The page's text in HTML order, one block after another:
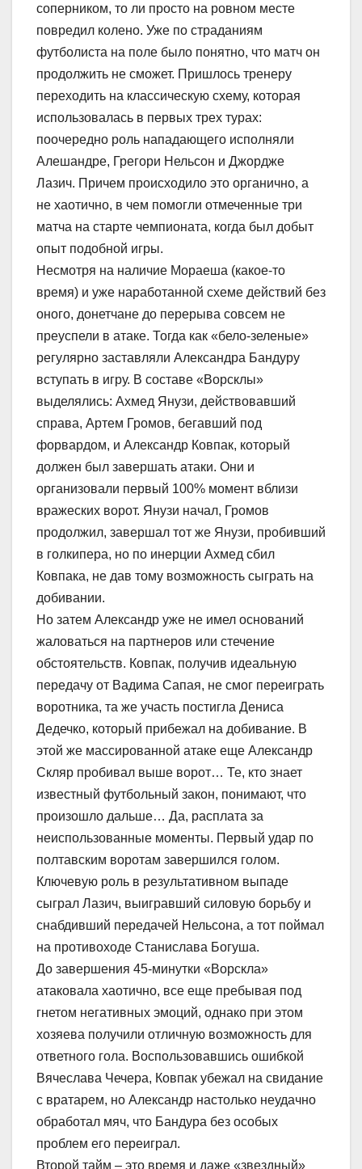
соперником, то ли просто на ровном месте
повредил колено. Уже по страданиям
футболиста на поле было понятно, что матч он
продолжить не сможет. Пришлось тренеру
переходить на классическую схему, которая
использовалась в первых трех турах:
поочередно роль нападающего исполняли
Алешандре, Грегори Нельсон и Джордже
Лазич. Причем происходило это органично, а
не хаотично, в чем помогли отмеченные три
матча на старте чемпионата, когда был добыт
опыт подобной игры.
Несмотря на наличие Мораеша (какое-то
время) и уже наработанной схеме действий без
оного, донетчане до перерыва совсем не
преуспели в атаке. Тогда как «бело-зеленые»
регулярно заставляли Александра Бандуру
вступать в игру. В составе «Ворсклы»
выделялись: Ахмед Янузи, действовавший
справа, Артем Громов, бегавший под
форвардом, и Александр Ковпак, который
должен был завершать атаки. Они и
организовали первый 100% момент вблизи
вражеских ворот. Янузи начал, Громов
продолжил, завершал тот же Янузи, пробивший
в голкипера, но по инерции Ахмед сбил
Ковпака, не дав тому возможность сыграть на
добивании.
Но затем Александр уже не имел оснований
жаловаться на партнеров или стечение
обстоятельств. Ковпак, получив идеальную
передачу от Вадима Сапая, не смог переиграть
воротника, та же участь постигла Дениса
Дедечко, который прибежал на добивание. В
этой же массированной атаке еще Александр
Скляр пробивал выше ворот… Те, кто знает
известный футбольный закон, понимают, что
произошло дальше… Да, расплата за
неиспользованные моменты. Первый удар по
полтавским воротам завершился голом.
Ключевую роль в результативном выпаде
сыграл Лазич, выигравший силовую борьбу и
снабдивший передачей Нельсона, а тот поймал
на противоходе Станислава Богуша.
До завершения 45-минутки «Ворскла»
атаковала хаотично, все еще пребывая под
гнетом негативных эмоций, однако при этом
хозяева получили отличную возможность для
ответного гола. Воспользовавшись ошибкой
Вячеслава Чечера, Ковпак убежал на свидание
с вратарем, но Александр настолько неудачно
обработал мяч, что Бандура без особых
проблем его переиграл.
Второй тайм – это время и даже «звездный»